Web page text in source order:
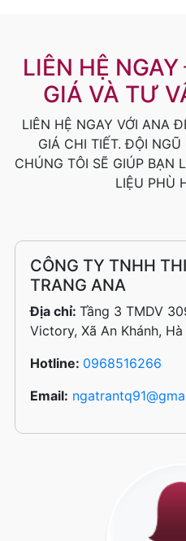
LIÊN HỆ
GIÁ VÀ TƯ
LIÊN HỆ NGAY VỚI ANA
GIÁ CHI TIẾT. ĐỘI
CHÚNG TÔI SẼ GIÚP BẠN
LIỆU PHÙ
CÔNG TY TNHH
TRANG ANA
Địa chỉ: Tầng 3 TMDV
Victory, Xã An Khánh,
Hotline: 0968516266
Email: